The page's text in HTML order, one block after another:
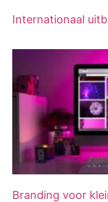
Internationaal
Branding voor